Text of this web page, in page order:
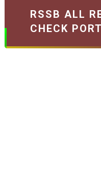
RSSB ALL
CHECK